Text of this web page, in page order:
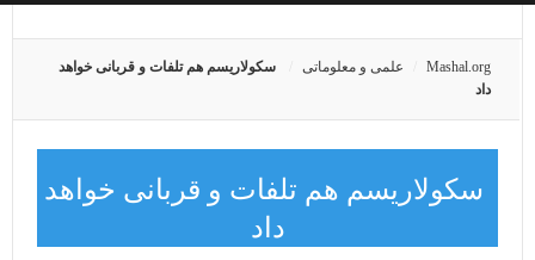
Mashal.org علمی و معلوماتی
سکولاریسم هم تلفات و قربانی خواهد
داد
سکولاریسم هم تلفات و قربانی خواهد
داد